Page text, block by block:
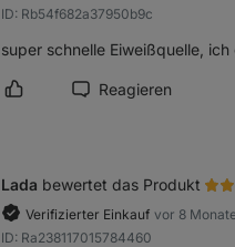
ID: Rb54f682a37950b9c
super schnelle Eiweißquelle,
Rezension als hilfreich
Reagieren
Lada bewertet das Produkt
Verifizierter Einkauf vor 8
ID: Ra238117015784460